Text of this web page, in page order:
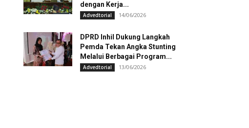
dengan Kerja...
Advedtorial 14/06/2026
DPRD Inhil Dukung Langkah
Pemda Tekan Angka Stunting
Melalui Berbagai Program...
Advedtorial 13/06/2026